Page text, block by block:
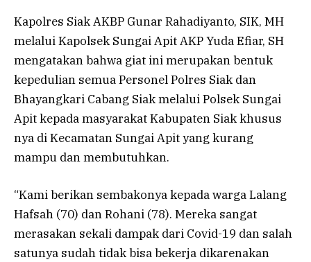
Kapolres Siak AKBP Gunar Rahadiyanto, SIK, MH
melalui Kapolsek Sungai Apit AKP Yuda Efiar, SH
mengatakan bahwa giat ini merupakan bentuk
kepedulian semua Personel Polres Siak dan
Bhayangkari Cabang Siak melalui Polsek Sungai
Apit kepada masyarakat Kabupaten Siak khusus
nya di Kecamatan Sungai Apit yang kurang
mampu dan membutuhkan.
“Kami berikan sembakonya kepada warga Lalang
Hafsah (70) dan Rohani (78). Mereka sangat
merasakan sekali dampak dari Covid-19 dan salah
satunya sudah tidak bisa bekerja dikarenakan